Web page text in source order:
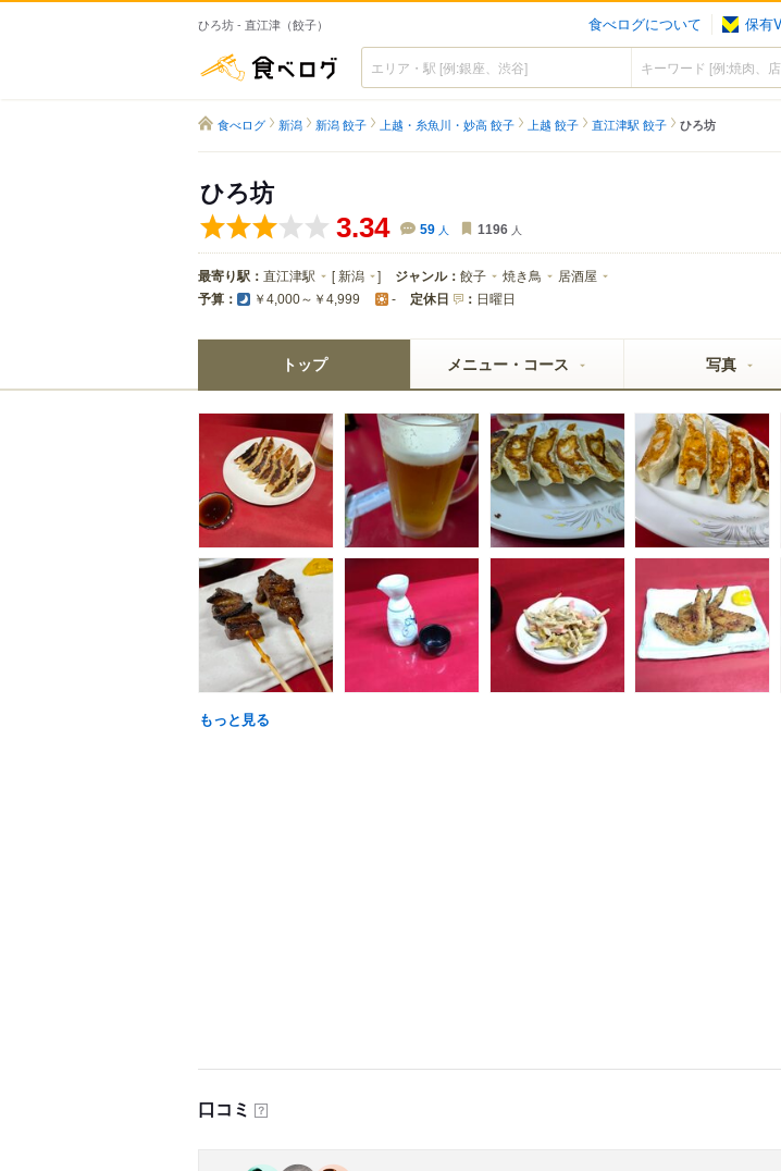
ひろ坊 - 直江津（餃子） 食べログについて 保有
食べログ
食べログ 新潟 新潟 餃子 上越・糸魚川・妙高 餃子 上越 餃子 直江津駅 餃子 ひろ坊
ひろ坊
3.34 59 人 1196 人
最寄り駅： 直江津駅 [新潟 ] ジャンル： 餃子 焼き鳥 居酒屋
予算： ￥4,000～￥4,999 - 定休日 ： 日曜日
トップ メニュー・コース 写真
もっと見る
口コミ ？